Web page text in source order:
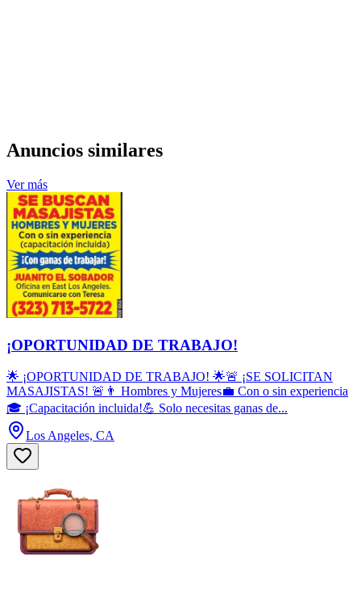
Anuncios similares
Ver más
¡OPORTUNIDAD DE TRABAJO!
🌟 ¡OPORTUNIDAD DE TRABAJO! 🌟🚨 ¡SE SOLICITAN
MASAJISTAS! 🚨👨 Hombres y Mujeres💼 Con o sin experiencia
🎓 ¡Capacitación incluida!💪 Solo necesitas ganas de...
Los Angeles, CA